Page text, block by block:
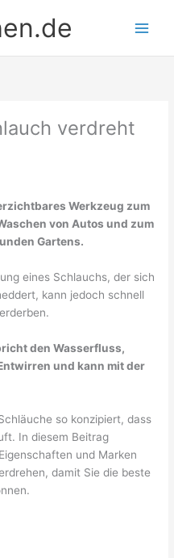
verdreht
Werkzeug zum
von Autos und zum
Gartens.
eines Schlauchs, der sich
kann jedoch schnell
den Wasserfluss,
und kann mit der
so konzipiert, dass
In diesem Beitrag
und Marken
damit Sie die beste